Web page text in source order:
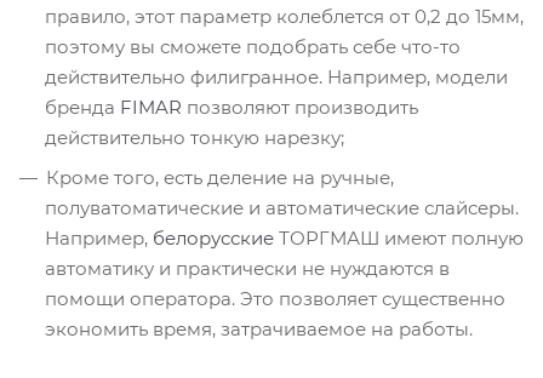
правило, этот параметр колеблется от 0,2 до 15мм,
поэтому вы сможете подобрать себе что-то
действительно филигранное. Например, модели
бренда FIMAR позволяют производить
действительно тонкую нарезку;
Кроме того, есть деление на ручные,
полуватоматические и автоматические слайсеры.
Например, белорусские ТОРГМАШ имеют полную
автоматику и практически не нуждаются в
помощи оператора. Это позволяет существенно
экономить время, затрачиваемое на работы.